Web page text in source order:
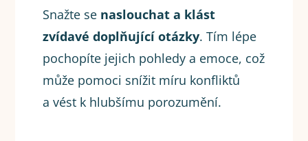
Snažte se naslouchat a klást
zvídavé doplňující otázky. Tím lépe
pochopíte jejich pohledy a emoce, což
může pomoci snížit míru konfliktů
a vést k hlubšímu porozumění.